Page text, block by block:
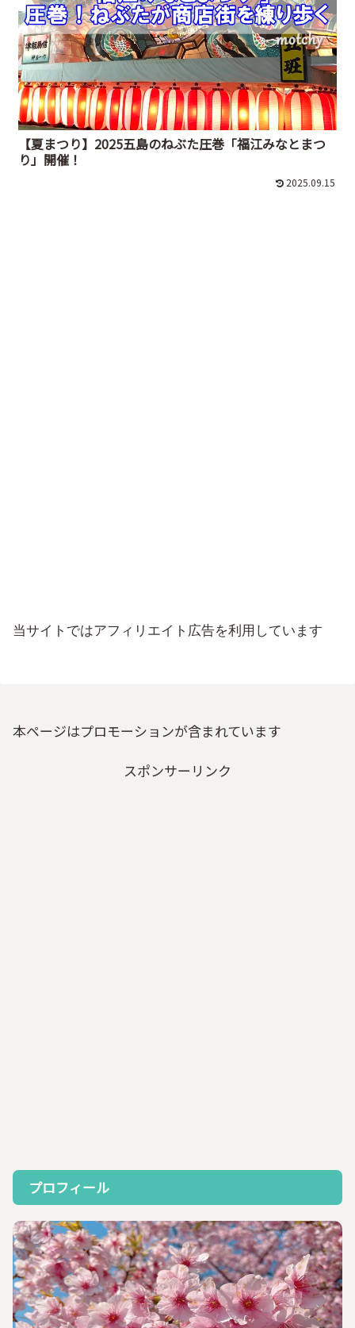
【夏まつり】2025五島のねぶた圧巻「福江みなとまつ
り」開催！
2025.09.15
当サイトではアフィリエイト広告を利用しています
本ページはプロモーションが含まれています
スポンサーリンク
プロフィール